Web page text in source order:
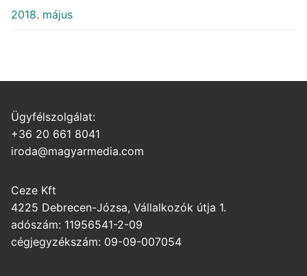
2018. május
Ügyfélszolgálat:
+36 20 661 8041
iroda@magyarmedia.com
Ceze Kft
4225 Debrecen-Józsa, Vállalkozók útja 1.
adószám: 11956541-2-09
cégjegyzékszám: 09-09-007054